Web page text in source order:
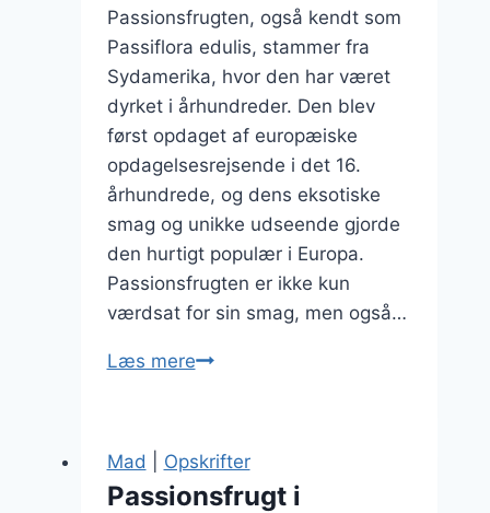
Passionsfrugten, også kendt som
Passiflora edulis, stammer fra
Sydamerika, hvor den har været
dyrket i århundreder. Den blev
først opdaget af europæiske
opdagelsesrejsende i det 16.
århundrede, og dens eksotiske
smag og unikke udseende gjorde
den hurtigt populær i Europa.
Passionsfrugten er ikke kun
værdsat for sin smag, men også…
Læs merePassionsfrugt
opskrift
Mad Opskrifter
Passionsfrugt i